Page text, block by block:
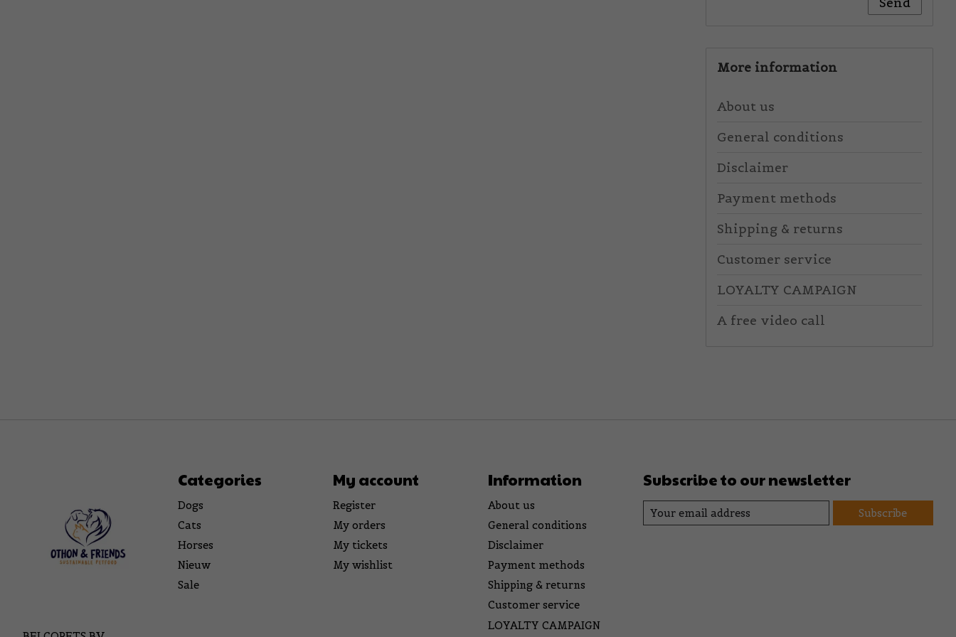
More information
About us
General conditions
Disclaimer
Payment methods
Shipping & returns
Customer service
LOYALTY CAMPAIGN
A free video call
Categories
Dogs
Cats
Horses
Nieuw
Sale
My account
Register
My orders
My tickets
My wishlist
Information
About us
General conditions
Disclaimer
Payment methods
Shipping & returns
Customer service
LOYALTY CAMPAIGN
Subscribe to our newsletter
Subscribe